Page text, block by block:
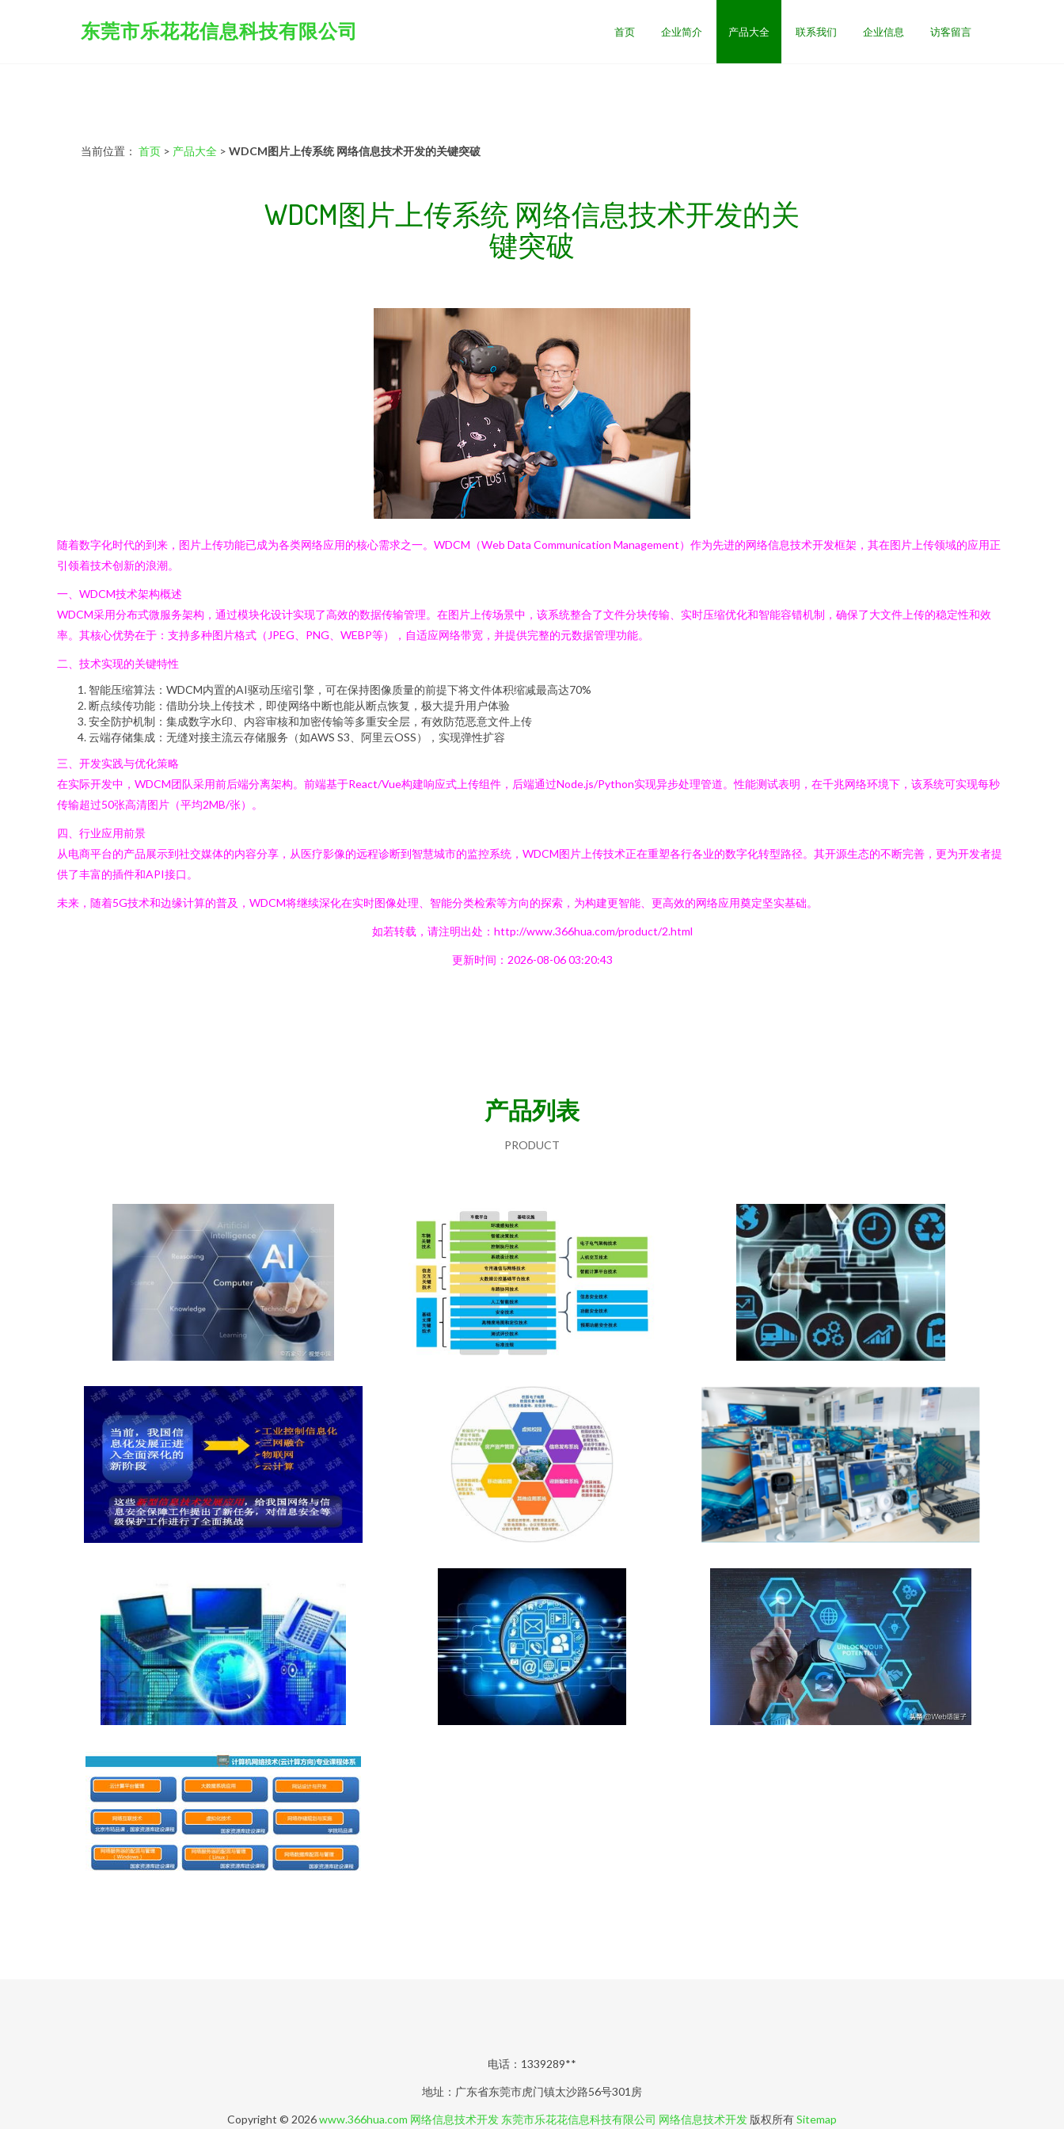
东莞市乐花花信息科技有限公司 首页 企业简介 产品大全 联系我们 企业信息 访客留言
当前位置： 首页 > 产品大全 > WDCM图片上传系统 网络信息技术开发的关键突破
WDCM图片上传系统 网络信息技术开发的关
键突破
随着数字化时代的到来，图片上传功能已成为各类网络应用的核心需求之一。WDCM（Web Data Communication Management）作为先进的网络信息技术开发框架，其在图片上传领域的应用正
引领着技术创新的浪潮。
一、WDCM技术架构概述
WDCM采用分布式微服务架构，通过模块化设计实现了高效的数据传输管理。在图片上传场景中，该系统整合了文件分块传输、实时压缩优化和智能容错机制，确保了大文件上传的稳定性和效
率。其核心优势在于：支持多种图片格式（JPEG、PNG、WEBP等），自适应网络带宽，并提供完整的元数据管理功能。
二、技术实现的关键特性
智能压缩算法：WDCM内置的AI驱动压缩引擎，可在保持图像质量的前提下将文件体积缩减最高达70%
断点续传功能：借助分块上传技术，即使网络中断也能从断点恢复，极大提升用户体验
安全防护机制：集成数字水印、内容审核和加密传输等多重安全层，有效防范恶意文件上传
云端存储集成：无缝对接主流云存储服务（如AWS S3、阿里云OSS），实现弹性扩容
三、开发实践与优化策略
在实际开发中，WDCM团队采用前后端分离架构。前端基于React/Vue构建响应式上传组件，后端通过Node.js/Python实现异步处理管道。性能测试表明，在千兆网络环境下，该系统可实现每秒
传输超过50张高清图片（平均2MB/张）。
四、行业应用前景
从电商平台的产品展示到社交媒体的内容分享，从医疗影像的远程诊断到智慧城市的监控系统，WDCM图片上传技术正在重塑各行各业的数字化转型路径。其开源生态的不断完善，更为开发者提
供了丰富的插件和API接口。
未来，随着5G技术和边缘计算的普及，WDCM将继续深化在实时图像处理、智能分类检索等方向的探索，为构建更智能、更高效的网络应用奠定坚实基础。
如若转载，请注明出处：http://www.366hua.com/product/2.html
更新时间：2026-08-06 03:20:43
产品列表
PRODUCT
电话：1339289**
地址：广东省东莞市虎门镇太沙路56号301房
Copyright © 2026www.366hua.com 网络信息技术开发 东莞市乐花花信息科技有限公司 网络信息技术开发 版权所有Sitemap